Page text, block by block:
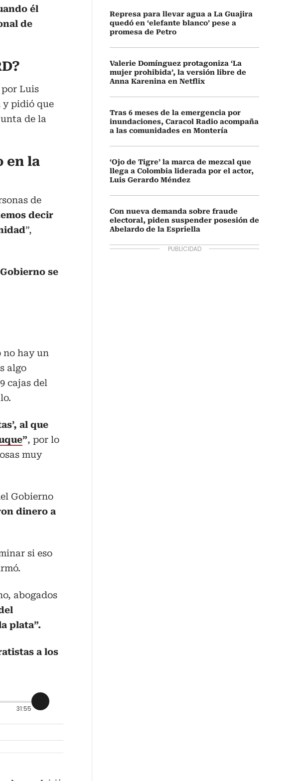
él
de
Luis
y pidió que
de la
en la
de
decir
”,
se
no hay un
algo
cajas del
al que
”, por lo
muy
Gobierno
dinero a
si eso
abogados
plata”.
a los
31:55
Represa para llevar agua a La Guajira
quedó en ‘elefante blanco’ pese a
promesa de Petro
Valerie Domínguez protagoniza ‘La
mujer prohibida’, la versión libre de
Anna Karenina en Netflix
Tras 6 meses de la emergencia por
inundaciones, Caracol Radio acompaña
a las comunidades en Montería
‘Ojo de Tigre’ la marca de mezcal que
llega a Colombia liderada por el actor,
Luis Gerardo Méndez
Con nueva demanda sobre fraude
electoral, piden suspender posesión de
Abelardo de la Espriella